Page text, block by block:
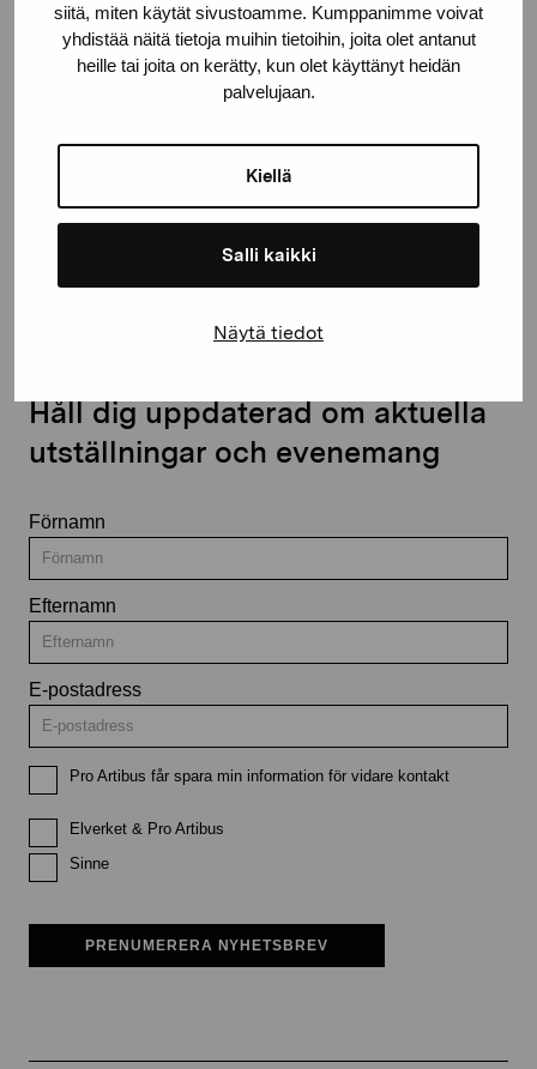
siitä, miten käytät sivustoamme. Kumppanimme voivat
yhdistää näitä tietoja muihin tietoihin, joita olet antanut
heille tai joita on kerätty, kun olet käyttänyt heidän
palvelujaan.
Kiellä
Salli kaikki
Näytä tiedot
Gustav Wasas gata 11
10600 Ekenäs
proartibus@proartibus.fi
Håll dig uppdaterad om aktuella
utställningar och evenemang
Förnamn
Efternamn
E-postadress
Pro Artibus får spara min information för vidare kontakt
Elverket & Pro Artibus
Sinne
PRENUMERERA NYHETSBREV